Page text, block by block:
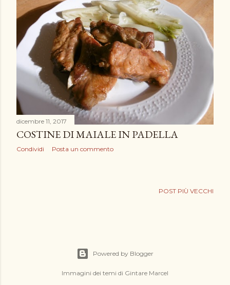
dicembre 11, 2017
COSTINE DI MAIALE IN PADELLA
Condividi Posta un commento
POST PIÙ VECCHI
Powered by Blogger
Immagini dei temi di Gintare Marcel